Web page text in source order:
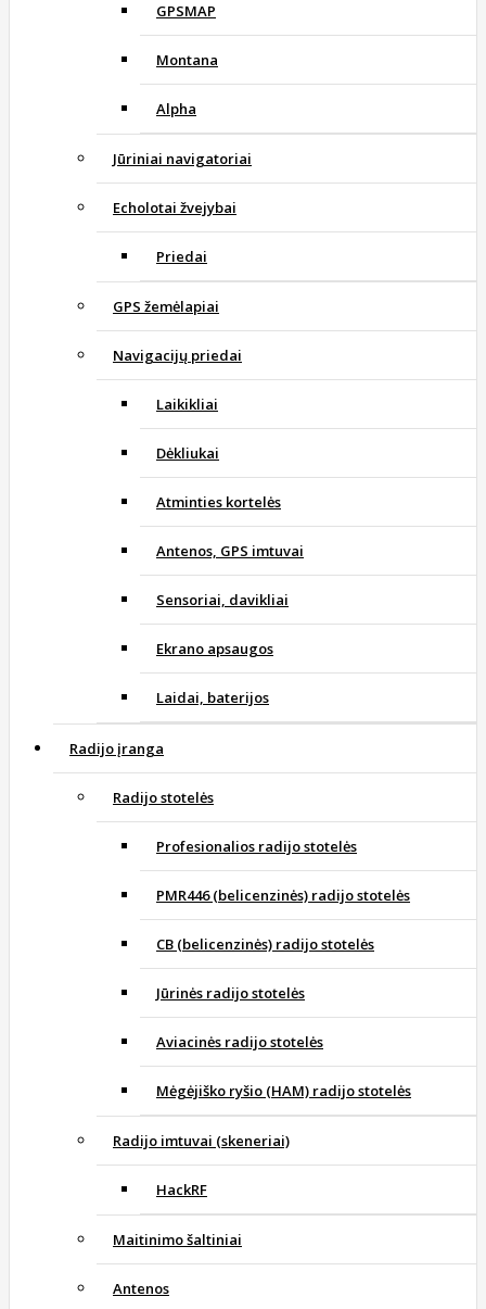
GPSMAP
Montana
Alpha
Jūriniai navigatoriai
Echolotai žvejybai
Priedai
GPS žemėlapiai
Navigacijų priedai
Laikikliai
Dėkliukai
Atminties kortelės
Antenos, GPS imtuvai
Sensoriai, davikliai
Ekrano apsaugos
Laidai, baterijos
Radijo įranga
Radijo stotelės
Profesionalios radijo stotelės
PMR446 (belicenzinės) radijo stotelės
CB (belicenzinės) radijo stotelės
Jūrinės radijo stotelės
Aviacinės radijo stotelės
Mėgėjiško ryšio (HAM) radijo stotelės
Radijo imtuvai (skeneriai)
HackRF
Maitinimo šaltiniai
Antenos